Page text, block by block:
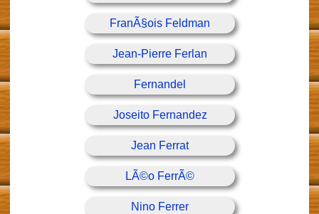
FranÃ§ois Feldman
Jean-Pierre Ferlan
Fernandel
Joseito Fernandez
Jean Ferrat
LÃ©o FerrÃ©
Nino Ferrer